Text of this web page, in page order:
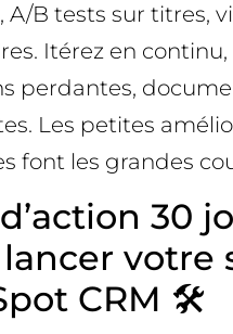
A/B tests sur titres,
Itérez en continu,
perdantes,
Les petites
font les grandes
30
votre
CRM 🛠️